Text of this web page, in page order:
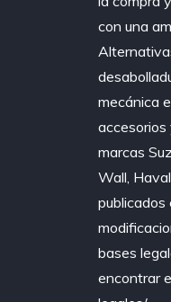
con una
mecánica
accesorios
marcas
Wall,
bases
encontrar